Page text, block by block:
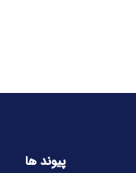
پیوند ها